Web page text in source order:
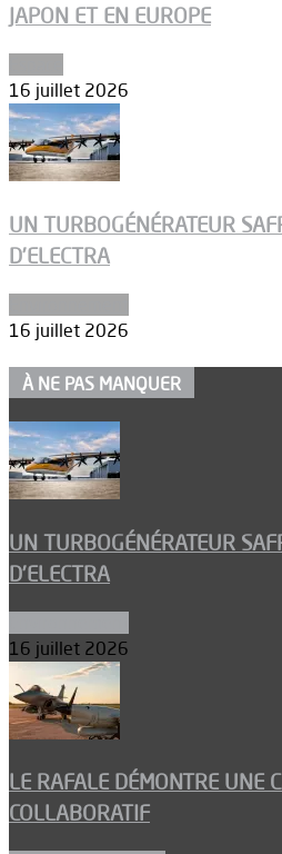
JAPON ET EN EUROPE
16 juillet 2026
UN TURBOGÉNÉRATEUR
D’ELECTRA
16 juillet 2026
À NE PAS MANQUER
UN TURBOGÉNÉRATEUR
D’ELECTRA
16 juillet 2026
LE RAFALE DÉMONTRE UNE
COLLABORATIF